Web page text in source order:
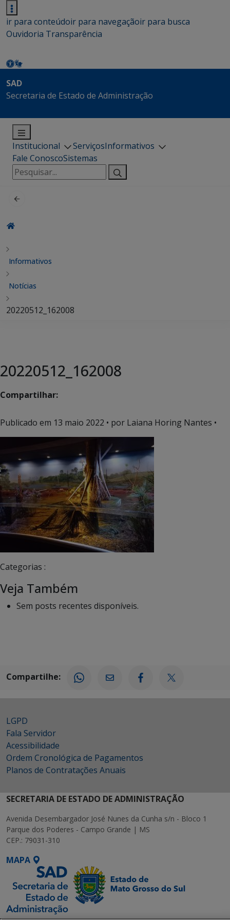
ir para conteúdoir para navegaçãoir para busca
Ouvidoria Transparência
SAD
Secretaria de Estado de Administração
Institucional ServiçosInformativos
Fale ConoscoSistemas
Pesquisar
por:
Informativos
Notícias
20220512_162008
20220512_162008
Compartilhar:
Publicado em 13 maio 2022 • por Laiana Horing Nantes •
Categorias :
Veja Também
Sem posts recentes disponíveis.
Compartilhe:
LGPD
Fala Servidor
Acessibilidade
Ordem Cronológica de Pagamentos
Planos de Contratações Anuais
SECRETARIA DE ESTADO DE ADMINISTRAÇÃO
Avenida Desembargador José Nunes da Cunha s/n - Bloco 1
Parque dos Poderes - Campo Grande | MS
CEP.: 79031-310
MAPA